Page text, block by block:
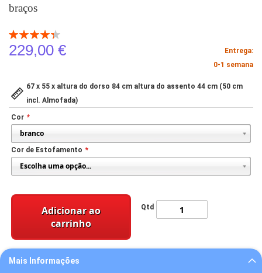
braços
Classificação:
87
% of100
229,00 €
Entrega:
0-1 semana
67 x 55 x altura do dorso 84 cm altura do assento 44 cm (50 cm
incl. Almofada)
Cor
Cor de Estofamento
Qtd
Adicionar ao
carrinho
Mais Informações